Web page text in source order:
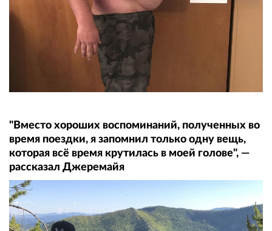
"Вместо хороших воспоминаний, полученных во
время поездки, я запомнил только одну вещь,
которая всё время крутилась в моей голове", —
рассказал Джеремайя